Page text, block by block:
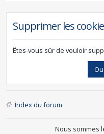
Supprimer les
Êtes-vous sûr de vouloir
Index du forum
Nous sommes